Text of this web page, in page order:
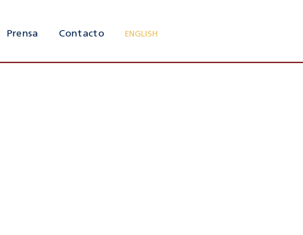
Prensa Contacto ENGLISH